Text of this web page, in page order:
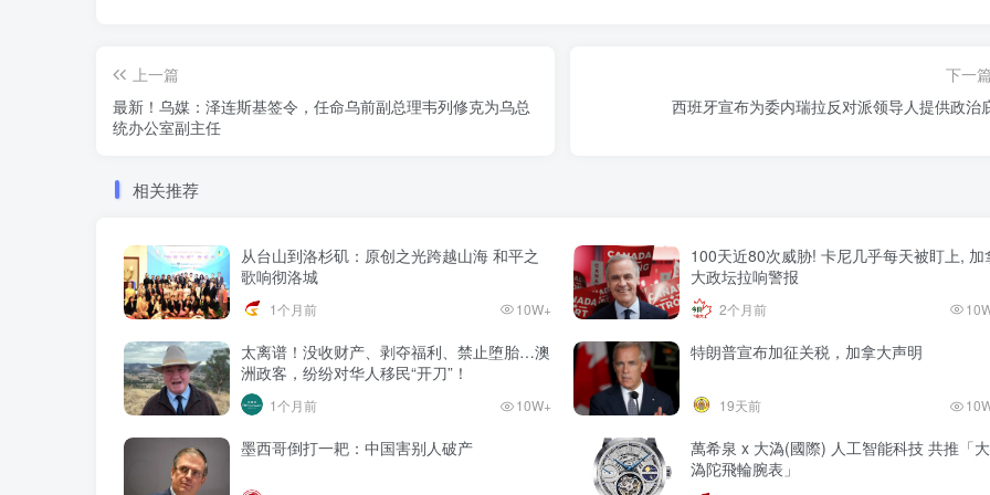
上一篇
最新！乌媒：泽连斯基签令，任命乌前副总理韦列修克为乌总
统办公室副主任
下一篇
西班牙宣布为委内瑞拉反对派领导人提供政治
相关推荐
从台山到洛杉矶：原创之光跨越山海 和平之
歌响彻洛城
1个月前 10W+
100天近80次威胁! 卡尼几乎每天被盯上, 加
大政坛拉响警报
2个月前
太离谱！没收财产、剥夺福利、禁止堕胎…澳
洲政客，纷纷对华人移民“开刀”！
1个月前 10W+
特朗普宣布加征关税，加拿大声明
19天前
墨西哥倒打一耙：中国害别人破产
萬希泉 x 大溈(國際) 人工智能科技 共推「大
溈陀飛輪腕表」